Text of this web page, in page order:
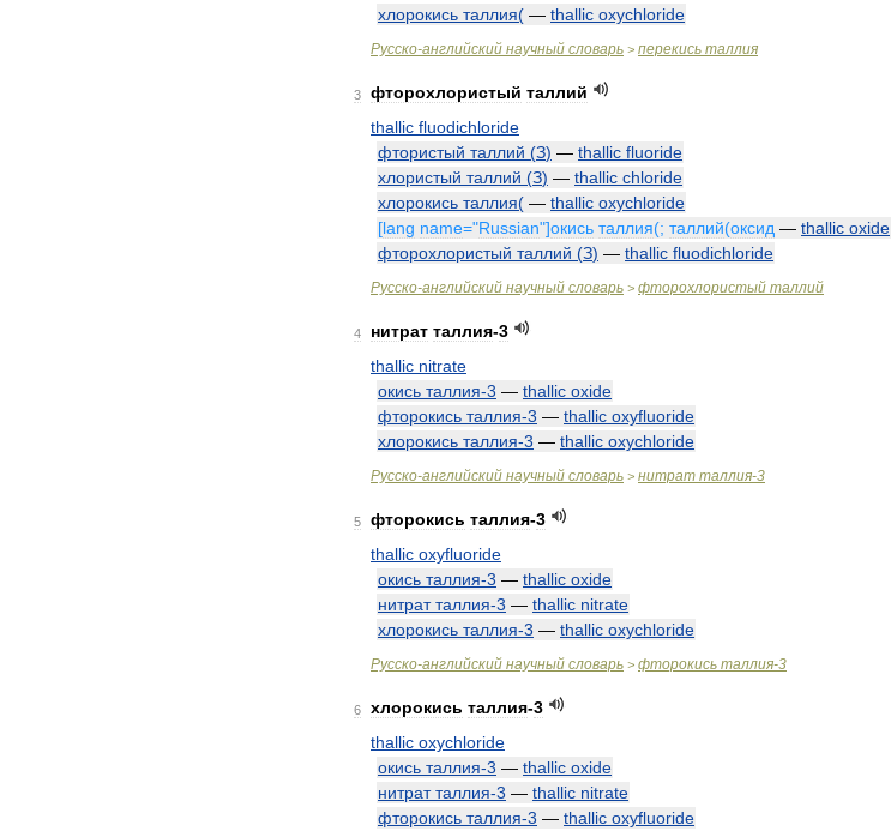
хлорокись таллия( — thallic oxychloride
Русско-английский научный словарь > перекись таллия
3 фторохлористый таллий
thallic fluodichloride
фтористый таллий (З) — thallic fluoride
хлористый таллий (З) — thallic chloride
хлорокись таллия( — thallic oxychloride
[lang name="Russian"]окись таллия(; таллий(оксид — thallic oxide
фторохлористый таллий (З) — thallic fluodichloride
Русско-английский научный словарь > фторохлористый таллий
4 нитрат таллия-3
thallic nitrate
окись таллия-3 — thallic oxide
фторокись таллия-3 — thallic oxyfluoride
хлорокись таллия-3 — thallic oxychloride
Русско-английский научный словарь > нитрат таллия-3
5 фторокись таллия-3
thallic oxyfluoride
окись таллия-3 — thallic oxide
нитрат таллия-3 — thallic nitrate
хлорокись таллия-3 — thallic oxychloride
Русско-английский научный словарь > фторокись таллия-3
6 хлорокись таллия-3
thallic oxychloride
окись таллия-3 — thallic oxide
нитрат таллия-3 — thallic nitrate
фторокись таллия-3 — thallic oxyfluoride